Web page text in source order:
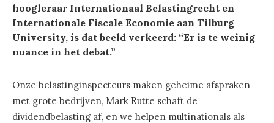
hoogleraar Internationaal Belastingrecht en
Internationale Fiscale Economie aan Tilburg
University, is dat beeld verkeerd: “Er is te weinig
nuance in het debat.”
Onze belastinginspecteurs maken geheime afspraken
met grote bedrijven, Mark Rutte schaft de
dividendbelasting af, en we helpen multinationals als